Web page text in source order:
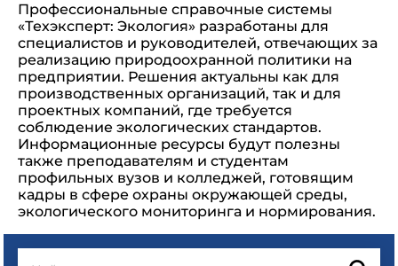
Профессиональные справочные системы
«Техэксперт: Экология» разработаны для
специалистов и руководителей, отвечающих за
реализацию природоохранной политики на
предприятии. Решения актуальны как для
производственных организаций, так и для
проектных компаний, где требуется
соблюдение экологических стандартов.
Информационные ресурсы будут полезны
также преподавателям и студентам
профильных вузов и колледжей, готовящим
кадры в сфере охраны окружающей среды,
экологического мониторинга и нормирования.